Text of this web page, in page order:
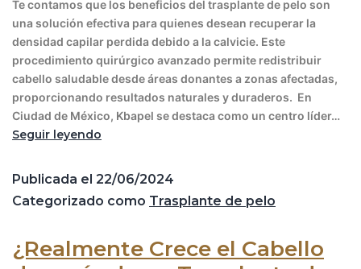
Te contamos que los beneficios del trasplante de pelo son
una solución efectiva para quienes desean recuperar la
densidad capilar perdida debido a la calvicie. Este
procedimiento quirúrgico avanzado permite redistribuir
cabello saludable desde áreas donantes a zonas afectadas,
proporcionando resultados naturales y duraderos. En
Ciudad de México, Kbapel se destaca como un centro líder…
Seguir leyendo
Publicada el 22/06/2024
Categorizado como Trasplante de pelo
¿Realmente Crece el Cabello